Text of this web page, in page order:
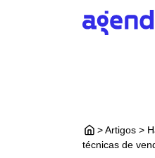
> Artigos >
técnicas de